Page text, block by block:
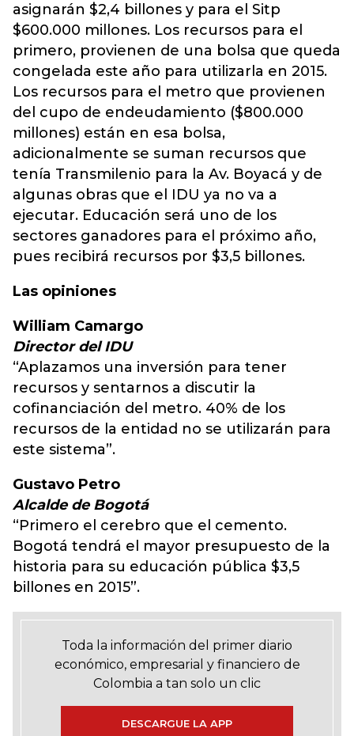
asignarán $2,4 billones y para el Sitp
$600.000 millones. Los recursos para el
primero, provienen de una bolsa que queda
congelada este año para utilizarla en 2015.
Los recursos para el metro que provienen
del cupo de endeudamiento ($800.000
millones) están en esa bolsa,
adicionalmente se suman recursos que
tenía Transmilenio para la Av. Boyacá y de
algunas obras que el IDU ya no va a
ejecutar. Educación será uno de los
sectores ganadores para el próximo año,
pues recibirá recursos por $3,5 billones.
Las opiniones
William Camargo
Director del IDU
“Aplazamos una inversión para tener
recursos y sentarnos a discutir la
cofinanciación del metro. 40% de los
recursos de la entidad no se utilizarán para
este sistema”.
Gustavo Petro
Alcalde de Bogotá
“Primero el cerebro que el cemento.
Bogotá tendrá el mayor presupuesto de la
historia para su educación pública $3,5
billones en 2015”.
Toda la información del primer diario
económico, empresarial y financiero de
Colombia a tan solo un clic
DESCARGUE LA APP